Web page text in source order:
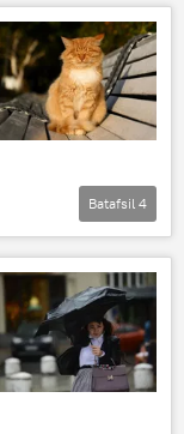
Batafsil 4